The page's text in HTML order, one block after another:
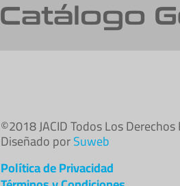
Catálogo
©2018 JACID Todos Los
Diseñado porSuweb
Política de Privacidad